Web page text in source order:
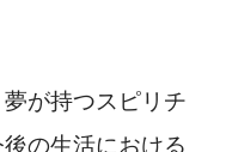
が持つスピリチ
の生活における